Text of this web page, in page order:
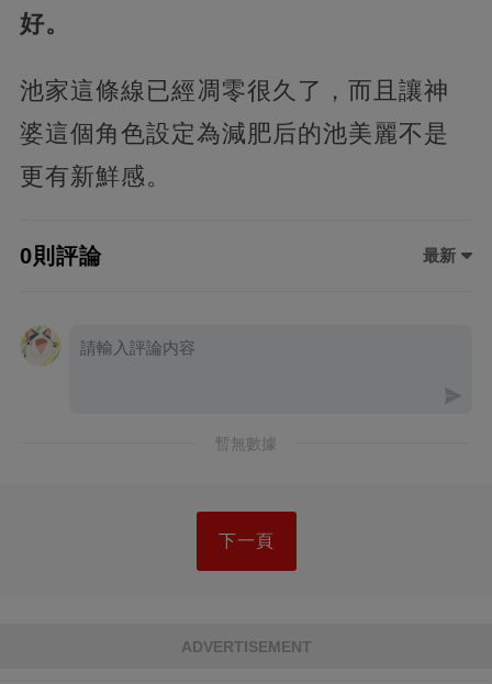
好。
池家這條線已經凋零很久了，而且讓神
婆這個角色設定為減肥后的池美麗不是
更有新鮮感。
0則評論 最新
暫無數據
下一頁
ADVERTISEMENT